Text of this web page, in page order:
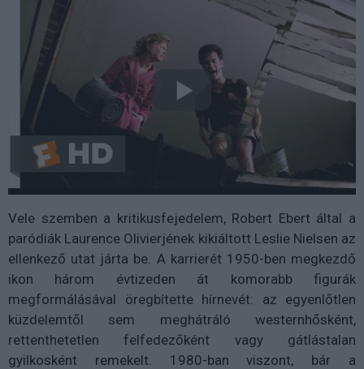
Vele szemben a kritikusfejedelem, Robert Ebert által a
paródiák Laurence Olivierjének kikiáltott Leslie Nielsen az
ellenkező utat járta be. A karrierét 1950-ben megkezdő
ikon három évtizeden át komorabb figurák
megformálásával öregbítette hírnevét: az egyenlőtlen
küzdelemtől sem meghátráló westernhősként,
rettenthetetlen felfedezőként vagy gátlástalan
gyilkosként remekelt. 1980-ban viszont, bár a